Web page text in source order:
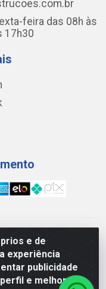
e de
experiência
publicidade
e melhorar a
feira das 08h às
17h30
DE MATERIAL
790 -
61.604-505 - CNPJ
20